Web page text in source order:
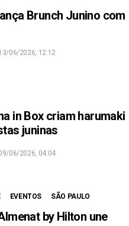
Brunch Junino com
06/2026, 12:12
in Box criam harumaki
juninas
06/2026, 04:04
EVENTOS SÃO PAULO
by Hilton une